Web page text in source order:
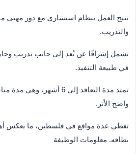
تتيح العمل بنظام استشاري مع دور مهني
والتدريب.
تشمل إشرافًا عن بُعد إلى جانب تدريب
في طبيعة التنفيذ.
تمتد مدة التعاقد إلى 6 أشهر،
واضح الأثر.
تغطي عدة مواقع في فلسطين، ما يعكس
نطاقه. معلومات الوظيفة